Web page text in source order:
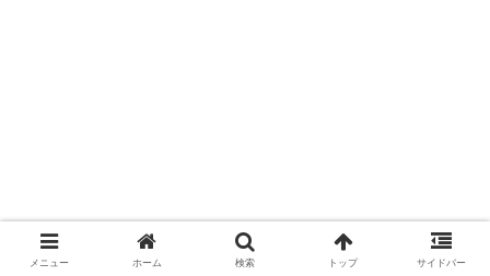
メニュー ホーム 検索 トップ サイドバー